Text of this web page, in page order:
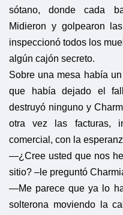
sótano, donde cada
Midieron y golpearon
inspeccionó todos los
algún cajón secreto.
Sobre una mesa había
que había dejado el
destruyó ninguno y
otra vez las facturas,
comercial, con la
—¿Cree usted que nos
sitio? –le preguntó
—Me parece que ya lo
solterona moviendo la